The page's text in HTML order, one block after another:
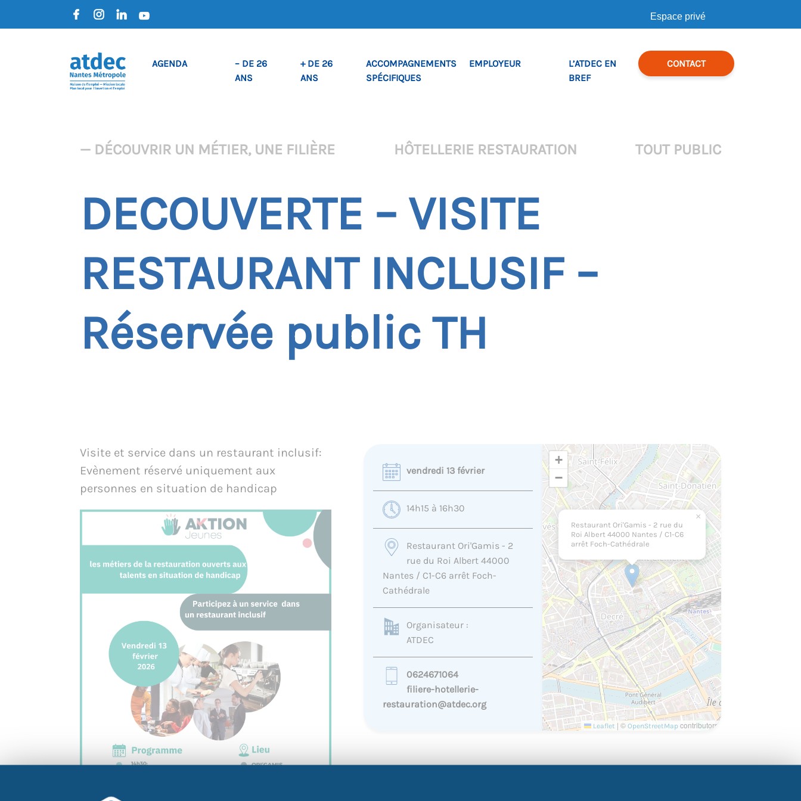
Espace privé
AGENDA
– DE 26
ANS
+ DE 26
ANS
ACCOMPAGNEMENTS
SPÉCIFIQUES
EMPLOYEUR
L’ATDEC EN
BREF
CONTACT
— DÉCOUVRIR UN MÉTIER, UNE FILIÈRE HÔTELLERIE RESTAURATION TOUT PUBLIC
DECOUVERTE – VISITE
RESTAURANT INCLUSIF –
Réservée public TH
Visite et service dans un restaurant inclusif:
Evènement réservé uniquement aux
personnes en situation de handicap
vendredi 13 février
14h15 à 16h30
Restaurant Ori'Gamis - 2
rue du Roi Albert 44000
Nantes / C1-C6 arrêt Foch-
Cathédrale
Organisateur :
ATDEC
0624671064
filiere-hotellerie-
restauration@atdec.org
Restaurant Ori'Gamis - 2 rue du
Roi Albert 44000 Nantes / C1-C6
arrêt Foch-Cathédrale
×
+
−
Leaflet | © OpenStreetMapcontributors